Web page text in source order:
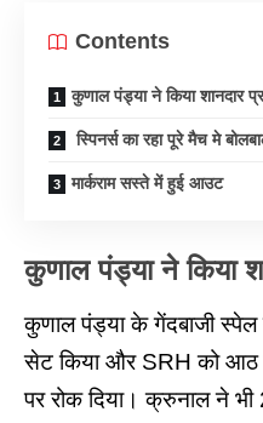
Contents
कुणाल पंड्या ने किया शानदार
स्पिनर्स का रहा पूरे मैच मे
मार्कराम सस्ते में हुई आउट
कुणाल पंड्या ने किया
कुणाल पंड्या के गेंदबाजी
सेट किया और SRH को
पर रोक दिया। क्रुनाल ने